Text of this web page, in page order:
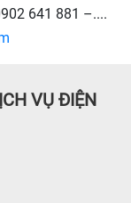
641 881 –....
VỤ ĐIỆN